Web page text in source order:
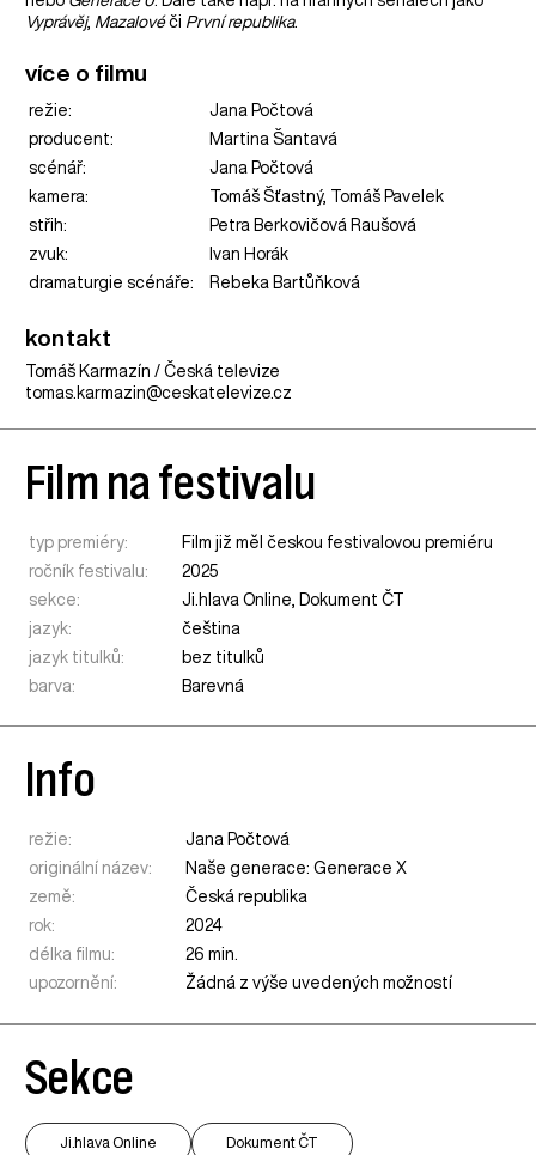
Vyprávěj, Mazalovéči První republika.
více o filmu
režie:
Jana Počtová
producent:
Martina Šantavá
scénář:
Jana Počtová
kamera:
Tomáš Šťastný, Tomáš Pavelek
střih:
Petra Berkovičová Raušová
zvuk:
Ivan Horák
dramaturgie scénáře:
Rebeka Bartůňková
kontakt
Tomáš Karmazín / Česká televize
tomas.karmazin@ceskatelevize.cz
Film na festivalu
typ premiéry:
Film již měl českou festivalovou premiéru
ročník festivalu:
2025
sekce:
Ji.hlava Online, Dokument ČT
jazyk:
čeština
jazyk titulků:
bez titulků
barva:
Barevná
Info
režie:
Jana Počtová
originální název:
Naše generace: Generace X
země:
Česká republika
rok:
2024
délka filmu:
26 min.
upozornění:
Žádná z výše uvedených možností
Sekce
Ji.hlava Online Dokument ČT